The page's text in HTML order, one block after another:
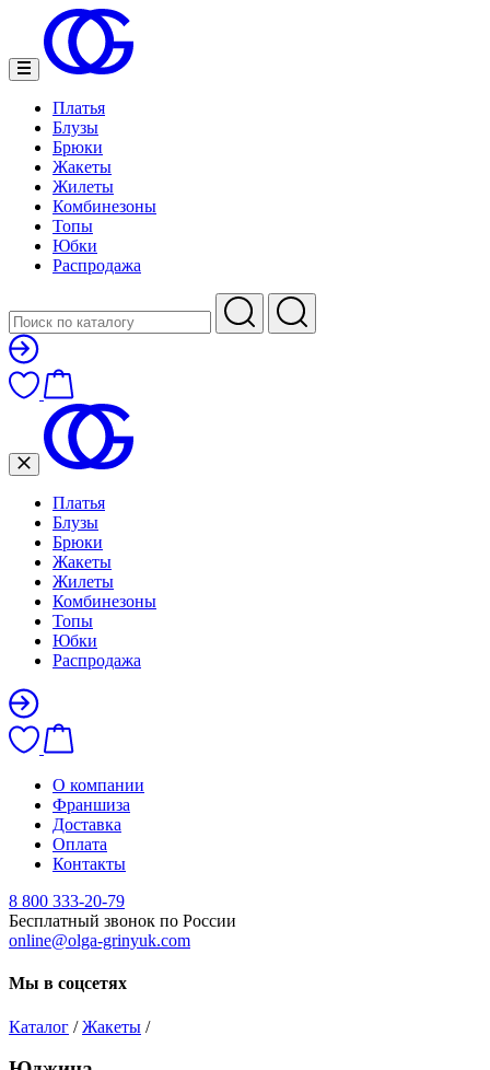
Платья
Блузы
Брюки
Жакеты
Жилеты
Комбинезоны
Топы
Юбки
Распродажа
Платья
Блузы
Брюки
Жакеты
Жилеты
Комбинезоны
Топы
Юбки
Распродажа
О компании
Франшиза
Доставка
Оплата
Контакты
8 800 333-20-79
Бесплатный звонок по России
online@olga-grinyuk.com
Мы в соцсетях
Каталог / Жакеты /